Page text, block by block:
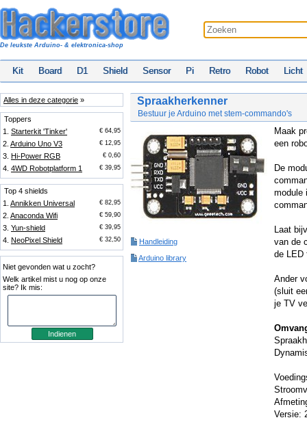
De leukste Arduino- & elektronica-shop
Kit Board D1 Shield Sensor Pi Retro Robot Licht
Alles in deze categorie »
Toppers
1. Starterkit 'Tinker' € 64,95
2. Arduino Uno V3 € 12,95
3. Hi-Power RGB € 0,60
4. 4WD Robotplatform 1 € 39,95
Top 4 shields
1. Annikken Universal € 82,95
2. Anaconda Wifi € 59,90
3. Yun-shield € 39,95
4. NeoPixel Shield € 32,50
Niet gevonden wat u zocht?
Welk artikel mist u nog op onze
site? Ik mis:
Spraakherkenner
Bestuur je Arduino met stem-commando's
Handleiding
Arduino library
Maak
een
De
module
Laat
van de
de LED
Ander
(sluit
je TV
Versie: